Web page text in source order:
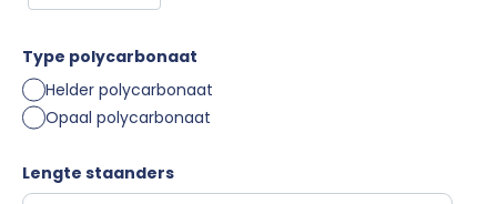
Type polycarbonaat
Helder polycarbonaat
Opaal polycarbonaat
Lengte staanders